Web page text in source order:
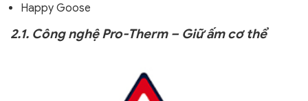
Happy Goose
2.1. Công nghệ Pro-Therm – Giữ ấm cơ thể